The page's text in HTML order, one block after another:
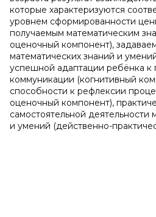
которые характеризуются
уровнем cформированности
получаемым математическим
оценочный компонент),
математических знаний и
успешной адаптации ребёнка к
коммуникации (когнитивный
способности к рефлексии
оценочный компонент),
самостоятельной деятельности
и умений (действенно-